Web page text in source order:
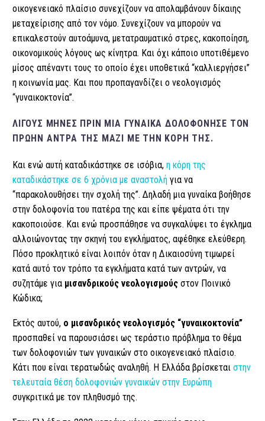
οικογενειακό πλαίσιο συνεχίζουν να απολαμβάνουν δίκαιης
μεταχείρισης από τον νόμο. Συνεχίζουν να μπορούν να
επικαλεστούν αυτοάμυνα, μετατραυματικό στρες, κακοποίηση,
οικονομικούς λόγους ως κίνητρα. Και όχι κάποιο υποτιθέμενο
μίσος απέναντι τους το οποίο έχει υποθετικά “καλλιεργήσει”
η κοινωνία μας. Και που προπαγανδίζει ο νεολογισμός
“γυναικοκτονία”.
ΛΊΓΟΥΣ ΜΉΝΕΣ ΠΡΙΝ ΜΙΑ ΓΥΝΑΊΚΑ ΔΟΛΟΦΌΝΗΣΕ ΤΟΝ
ΠΡΏΗΝ ΆΝΤΡΑ ΤΗΣ ΜΑΖΊ ΜΕ ΤΗΝ ΚΌΡΗ ΤΗΣ.
Και ενώ αυτή καταδικάστηκε σε ισόβια, η κόρη της
καταδικάστηκε σε 6 χρόνια με αναστολή για να
“παρακολουθήσει την σχολή της”. Δηλαδή μια γυναίκα βοήθησε
στην δολοφονία του πατέρα της και είπε ψέματα ότι την
κακοποιούσε. Και ενώ προσπάθησε να συγκαλύψει το έγκλημα
αλλοιώνοντας την σκηνή του εγκλήματος, αφέθηκε ελεύθερη.
Πόσο προκλητικό είναι λοιπόν όταν η Δικαιοσύνη τιμωρεί
κατά αυτό τον τρόπο τα εγκλήματα κατά των αντρών, να
συζητάμε για μισανδρικούς νεολογισμούς στον Ποινικό
Κώδικα;
Εκτός αυτού, ο μισανδρικός νεολογισμός “γυναικοκτονία”
προσπαθεί να παρουσιάσει ως τεράστιο πρόβλημα το θέμα
των δολοφονιών των γυναικών στο οικογενειακό πλαίσιο.
Κάτι που είναι τερατωδώς αναληθή. Η Ελλάδα βρίσκεται στην
τελευταία θέση δολοφονιών γυναικών στην Ευρώπη
συγκριτικά με τον πληθυσμό της.